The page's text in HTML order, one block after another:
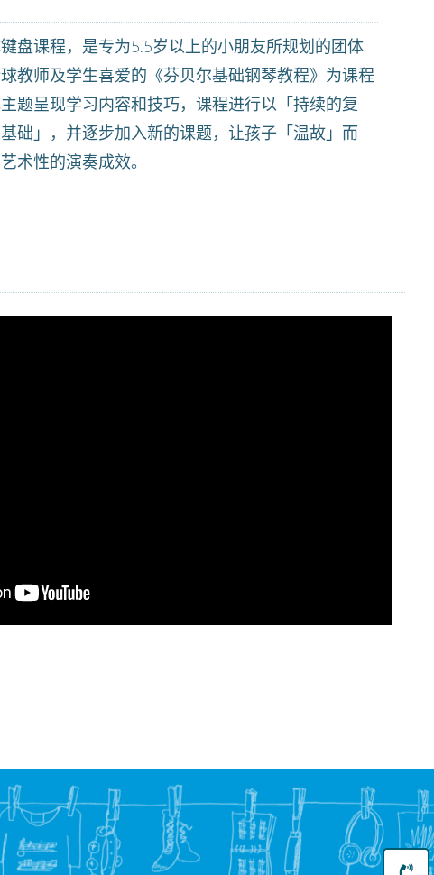
键盘课程，是专为5.5岁以上的小朋友所规划的团体
教师及学生喜爱的《芬贝尔基础钢琴教程》为课程
题呈现学习内容和技巧，课程进行以「持续的复
础」，并逐步加入新的课题，让孩子「温故」而
术性的演奏成效。